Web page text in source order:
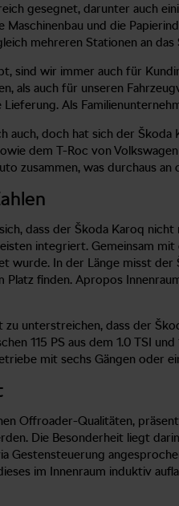
gesegnet, darunter auch
Maschinenbau und die
mehreren Stationen an
sind wir immer auch für
als auch für unseren
Lieferung. Als
auch, doch hat sich der
dem T-Roc von
zusammen, was durchaus
dass der Škoda Karoq
integriert. Gemeinsam
wurde. In der Länge misst
Platz finden. Apropos
unterstreichen, dass der
115 PS aus dem 1.0 TSI
mit sechs Gängen oder
Offroader-Qualitäten,
Die Besonderheit liegt
Gestensteuerung
im Innenraum induktiv